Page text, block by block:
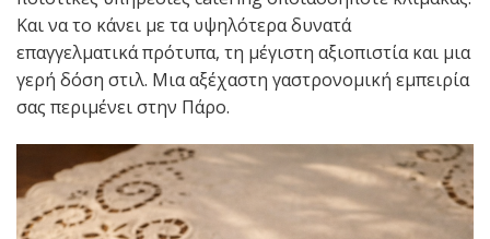
Και να το κάνει με τα υψηλότερα δυνατά
επαγγελματικά πρότυπα, τη μέγιστη αξιοπιστία και μια
γερή δόση στιλ. Μια αξέχαστη γαστρονομική εμπειρία
σας περιμένει στην Πάρο.